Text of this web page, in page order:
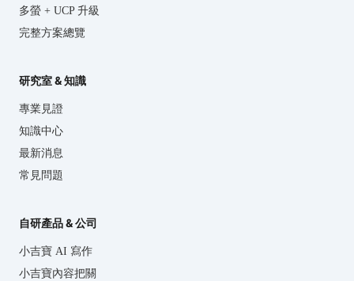
多螢 + UCP 升級
完整方案總覽
研究室 & 知識
專業見證
知識中心
最新消息
常見問題
自研產品 & 公司
小吉寶 AI 寫作
小吉寶內容把關